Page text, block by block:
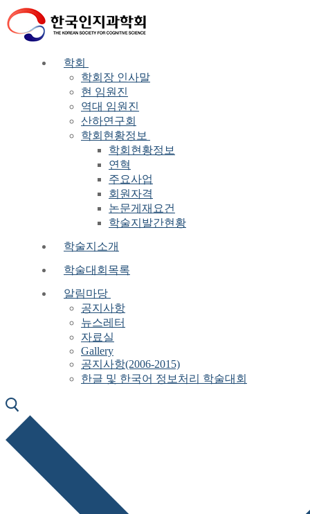
Skip
to
content
Menu
Close
학회
학회장 인사말
현 임원진
역대 임원진
산하연구회
학회현황정보
학회현황정보
연혁
주요사업
회원자격
논문게재요건
학술지발간현황
학술지소개
학술대회목록
알림마당
공지사항
뉴스레터
자료실
Gallery
공지사항(2006-2015)
한글 및 한국어 정보처리 학술대회